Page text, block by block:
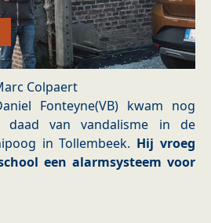
Colpaert
Fonteyne(VB) kwam nog
van vandalisme in de
in Tollembeek. Hij vroeg
een alarmsysteem voor